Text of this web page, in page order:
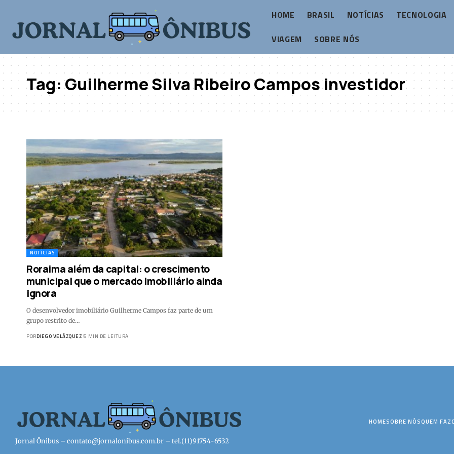
HOME BRASIL NOTÍCIAS
TECNOLOGIA
VIAGEM
SOBRE NÓS
Tag:Guilherme Silva Ribeiro Campos investidor
NOTÍCIAS
Roraima além da capital: o crescimento
municipal que o mercado imobiliário ainda
ignora
O desenvolvedor imobiliário Guilherme Campos faz parte de um
grupo restrito de…
PORDIEGO VELÁZQUEZ 5 MIN DE LEITURA
Jornal Ônibus – contato@jornalonibus.com.br – tel.(11)91754-6532
HOMESOBRE NÓSQUEM FAZ